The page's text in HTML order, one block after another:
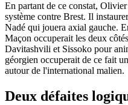
En partant de ce constat,
système contre Brest. Il
Nadé qui jouera axial gauche.
Maçon occuperait les deux
Davitashvili et Sissoko pour
géorgien occuperait de ce fait
autour de l'international malien.
Deux défaites